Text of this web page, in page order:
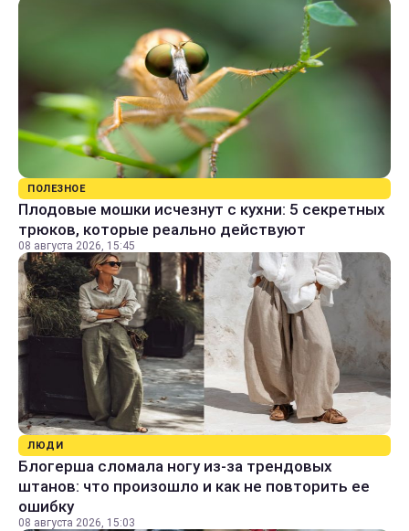
ПОЛЕЗНОЕ
Плодовые мошки исчезнут с кухни: 5 секретных
трюков, которые реально действуют
08 августа 2026, 15:45
ЛЮДИ
Блогерша сломала ногу из-за трендовых
штанов: что произошло и как не повторить ее
ошибку
08 августа 2026, 15:03